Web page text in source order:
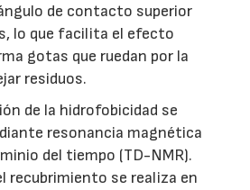
de contacto superior
lo que facilita el efecto
gotas que ruedan por la
residuos.
de la hidrofobicidad se
resonancia magnética
del tiempo (TD-NMR).
recubrimiento se realiza en